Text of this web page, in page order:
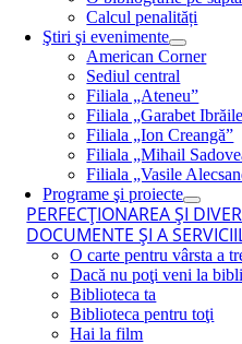
Calcul penalități
Ştiri şi evenimente
American Corner
Sediul central
Filiala „Ateneu”
Filiala „Garabet
Filiala „Ion Creangă”
Filiala „Mihail
Filiala „Vasile
Programe şi proiecte
PERFECŢIONAREA ŞI
DOCUMENTE ŞI A
O carte pentru vârsta a
Dacă nu poţi veni la
Biblioteca ta
Biblioteca pentru toţi
Hai la film